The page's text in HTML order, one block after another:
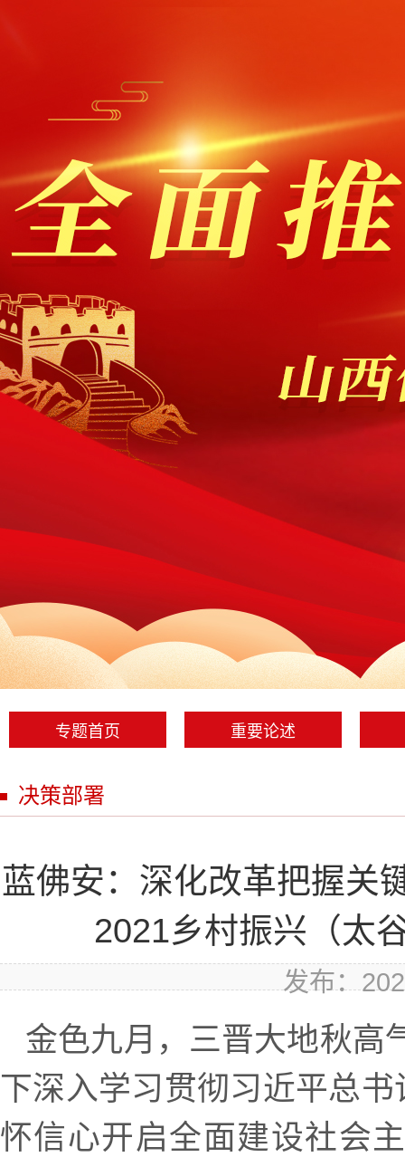
专题首页 重要论述
决策部署
蓝佛安：深化改革把握
2021乡村振兴（太
发布：
金色九月，三晋大地秋高
下深入学习贯彻习近平总书
怀信心开启全面建设社会